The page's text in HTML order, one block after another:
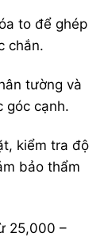
to để ghép
chắn.
tường và
góc cạnh.
kiểm tra độ
bảo thẩm
25,000 –